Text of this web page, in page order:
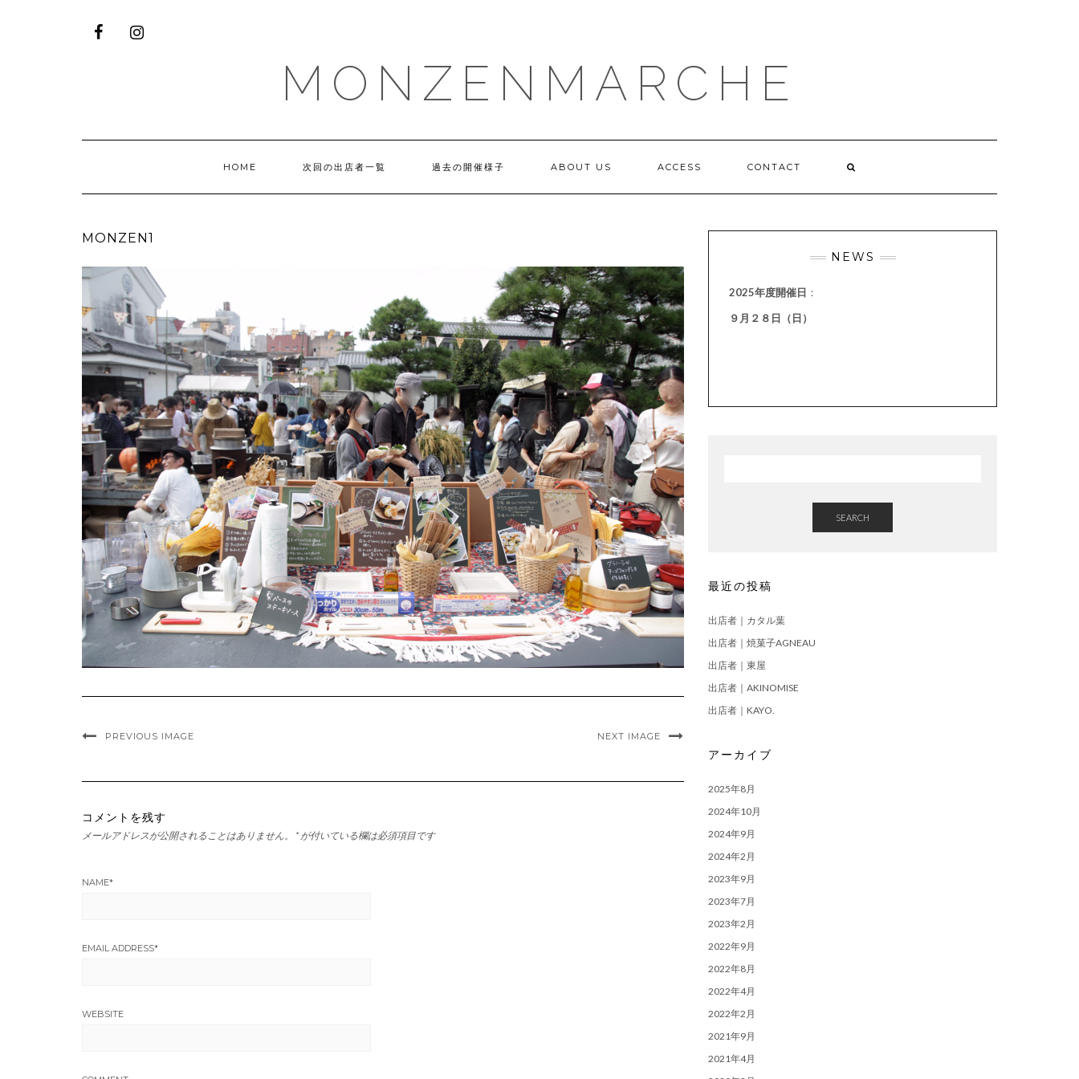
MONZENMARCHE
HOME 次回の出店者一覧 過去の開催様子 ABOUT US ACCESS CONTACT
MONZEN1
PREVIOUS IMAGE NEXT IMAGE
コメントを残す
メールアドレスが公開されることはありません。 * が付いている欄は必須項目です
NAME*
EMAIL ADDRESS*
WEBSITE
NEWS
2025年度開催日 ：
９月２８日（日）
SEARCH
最近の投稿
出店者｜カタル葉
出店者｜焼菓子AGNEAU
出店者｜東屋
出店者｜AKINOMISE
出店者｜KAYO.
アーカイブ
2025年8月
2024年10月
2024年9月
2024年2月
2023年9月
2023年7月
2023年2月
2022年9月
2022年8月
2022年4月
2022年2月
2021年9月
2021年4月